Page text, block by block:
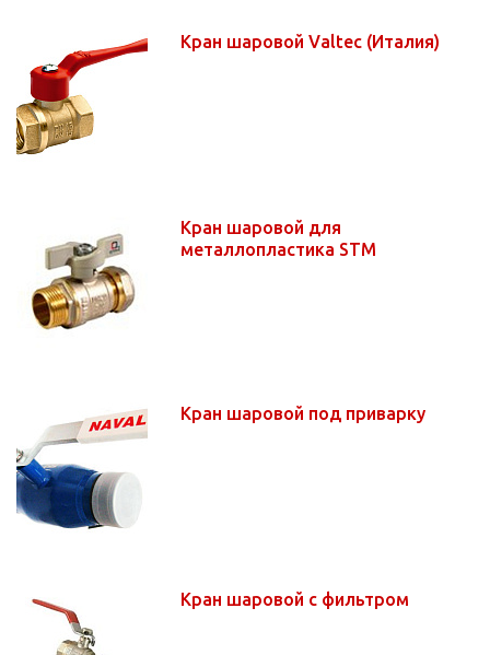
Кран шаровой Valtec (Италия)
Кран шаровой для
металлопластика STM
Кран шаровой под приварку
Кран шаровой с фильтром